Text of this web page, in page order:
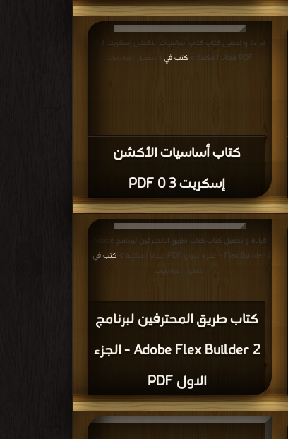
كتاب أساسيات الأكشن
إسكربت 3 0 PDF
PDF مجانا | مكتبة >
كتب في | التحميل : مرة/مرات
كتاب طريق المحترفين لبرنامج
Adobe Flex Builder 2 - الجزء
الاول PDF
قراءة و تحميل كتاب كتاب طريق المحترفين لبرنامج Adobe
Flex Builder 2 - الجزء الاول PDF مجانا | مكتبة >
كتب في
التحميل : مرة/مرات